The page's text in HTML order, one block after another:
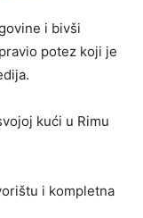
i bivši
potez koji je
kući u Rimu
i kompletna